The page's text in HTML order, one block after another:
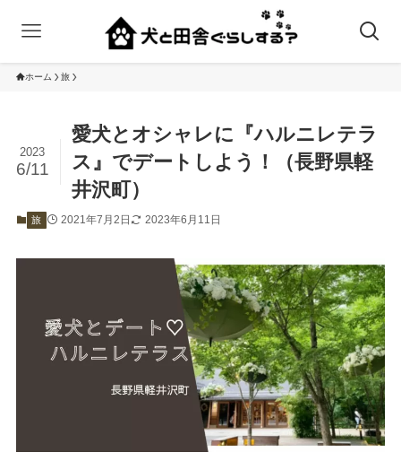
ホーム 旅
愛犬とオシャレに『ハルニレテラ
ス』でデートしよう！（長野県軽
井沢町）
2023
6/11
旅 2021年7月2日 2023年6月11日